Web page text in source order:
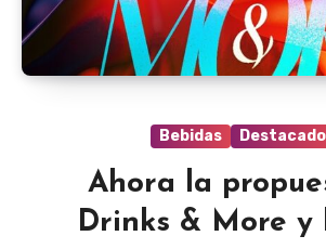
Bebidas Destacado
Ahora la
Drinks & More y